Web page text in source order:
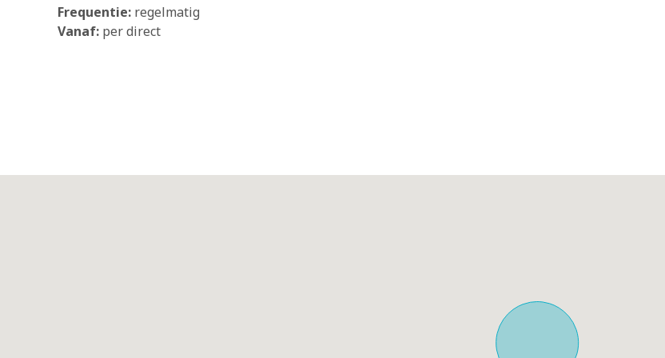
Frequentie: regelmatig
Vanaf: per direct